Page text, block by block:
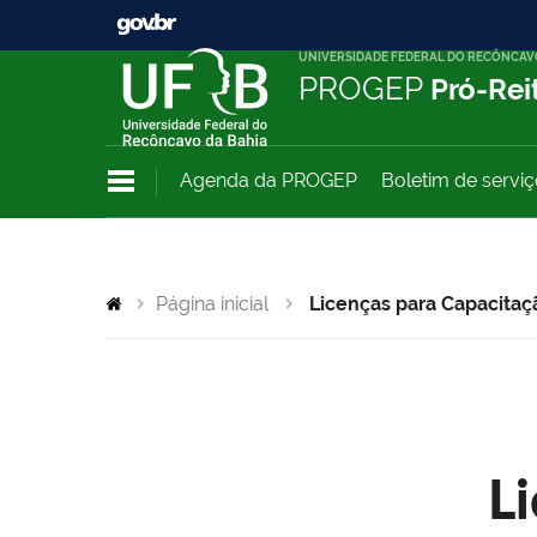
UNIVERSIDADE FEDERAL DO
PROGEP Pró-
Agenda da PROGEP Boletim de
Página inicial Licenças para